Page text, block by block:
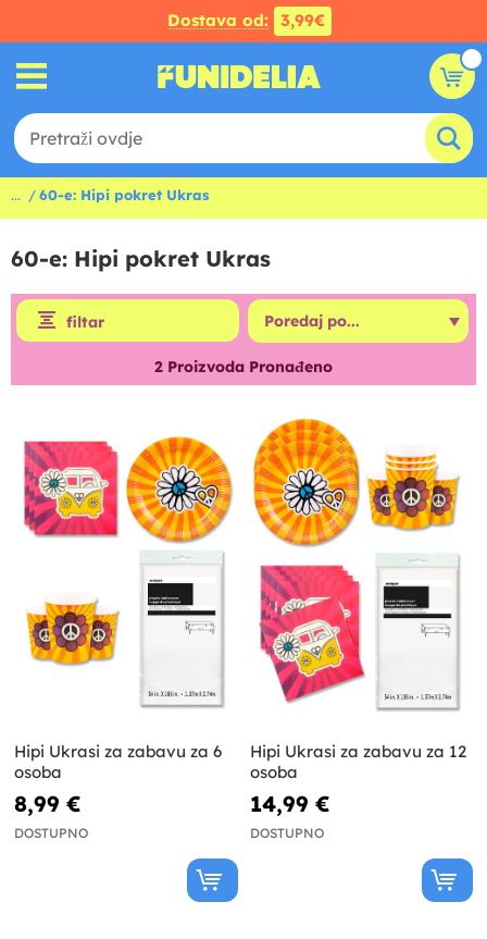
Dostava od: 3,99€
... 60-e: Hipi pokret Ukras
60-e: Hipi pokret Ukras
filtar
2 Proizvoda Pronađeno
Hipi Ukrasi za zabavu za 6
osoba
8,99 €
DOSTUPNO
Hipi Ukrasi za zabavu za 12
osoba
14,99 €
DOSTUPNO